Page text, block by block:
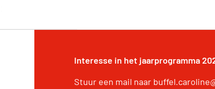
Interesse in het jaarprogramma
Stuur een mail naar